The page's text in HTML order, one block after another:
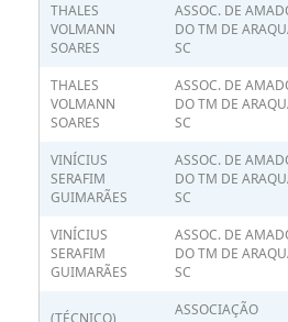
THALES
VOLMANN
SOARES
ASSOC. DE
DO TM DE
SC
THALES
VOLMANN
SOARES
ASSOC. DE
DO TM DE
SC
VINÍCIUS
SERAFIM
GUIMARÃES
ASSOC. DE
DO TM DE
SC
VINÍCIUS
SERAFIM
GUIMARÃES
ASSOC. DE
DO TM DE
SC
(TÉCNICO)
ASSOCIAÇÃO